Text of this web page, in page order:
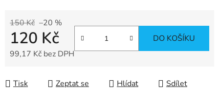
150 Kč –20 %
120 Kč
99,17 Kč bez DPH
DO KOŠÍKU
Tisk Zeptat se Hlídat Sdílet